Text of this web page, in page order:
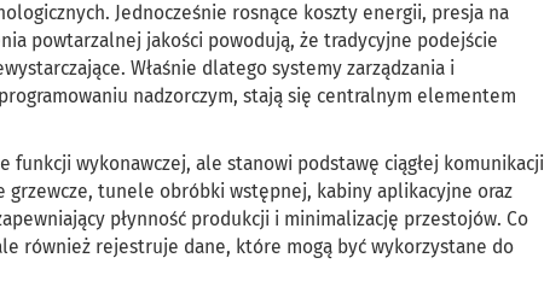
Jednocześnie rosnące koszty energii, presja na
powtarzalnej jakości powodują, że tradycyjne podejście
Właśnie dlatego systemy zarządzania i
nadzorczym, stają się centralnym elementem
funkcji wykonawczej, ale stanowi podstawę ciągłej komunikacji
tunele obróbki wstępnej, kabiny aplikacyjne oraz
płynność produkcji i minimalizację przestojów. Co
również rejestruje dane, które mogą być wykorzystane do